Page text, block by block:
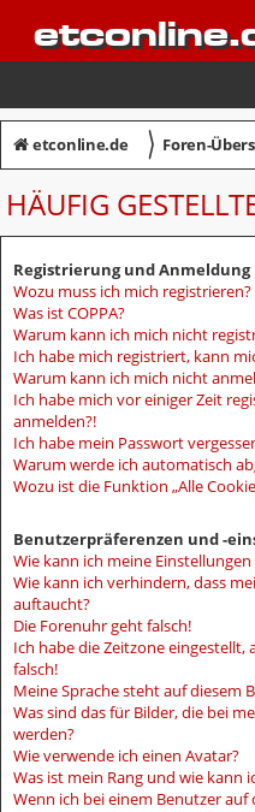
etconline.de 〉 Foren-
HÄUFIG
Registrierung und Anmeldung
Wozu muss ich mich registrieren?
Was ist COPPA?
Warum kann ich mich nicht
Ich habe mich registriert, kann
Warum kann ich mich nicht
Ich habe mich vor einiger Zeit
anmelden?!
Ich habe mein Passwort
Warum werde ich automatisch
Wozu ist die Funktion „Alle
Benutzerpräferenzen und -
Wie kann ich meine
Wie kann ich verhindern, dass
auftaucht?
Die Forenuhr geht falsch!
Ich habe die Zeitzone
falsch!
Meine Sprache steht auf diesem
Was sind das für Bilder, die bei
werden?
Wie verwende ich einen Avatar?
Was ist mein Rang und wie kann
Wenn ich bei einem Benutzer auf